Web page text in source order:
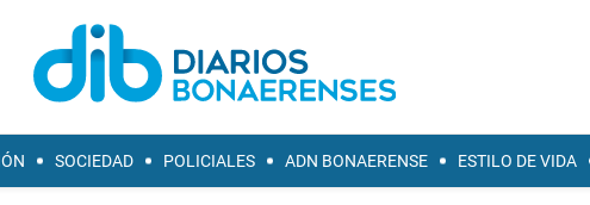
SOCIEDAD POLICIALES ADN BONAERENSE ESTILO DE VIDA